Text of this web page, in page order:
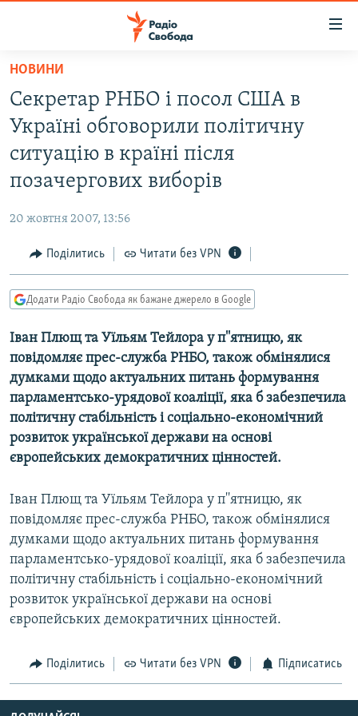
Перейти
основного
матеріалу
Перейти
до
основної
Перейти
пошуку
ВСЕ ЗА ДОБУ
СТАТТІ
КУЛЬТУРА
СПОРТ
СВІТ
ДОНБАС.РЕАЛІЇ
КРИМ.РЕАЛІЇ
ТИ ЯК?
КИТАЙ.ВИКЛИКИ
МУЛЬТИМЕДІА
ФОТО
СПЕЦПРОЄКТИ
ПОДКАСТИ
КРИМ РЕАЛІЇ
РУС
УКР
КТАТ
ДОЛУЧАЙСЯ!
НОВИНИ
Секретар РНБО i посол США в
Українi обговорили полiтичну
ситуацiю в країнi пiсля
позачергових виборiв
20 жовтня 2007, 13:56
Поділитись Читати без VPN
Додати Радіо Свобода як бажане джерело в Google
Іван Плющ та Уїльям Тейлора у п''ятницю, як
повiдомляє прес-служба РНБО, також обмiнялися
думками щодо актуальних питань формування
парламентсько-урядової коалiцiї, яка б забезпечила
полiтичну стабiльнiсть i соцiально-економiчний
розвиток української держави на основi
європейських демократичних цiнностей.
Іван Плющ та Уїльям Тейлора у п''ятницю, як
повiдомляє прес-служба РНБО, також обмiнялися
думками щодо актуальних питань формування
парламентсько-урядової коалiцiї, яка б забезпечила
полiтичну стабiльнiсть i соцiально-економiчний
розвиток української держави на основi
європейських демократичних цiнностей.
Поділитись Читати без VPN Підписатись